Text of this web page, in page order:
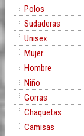
Polos
Sudaderas
Unisex
Mujer
Hombre
Niño
Gorras
Chaquetas
Camisas